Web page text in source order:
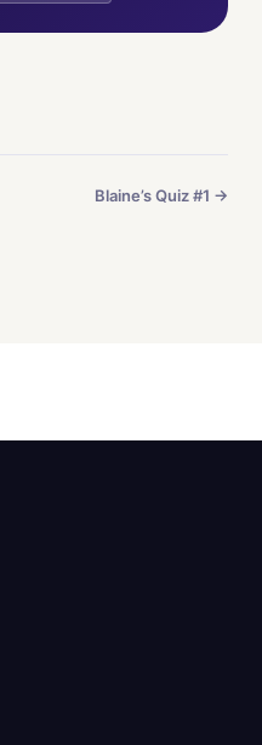
Blaine’s Quiz #1 →